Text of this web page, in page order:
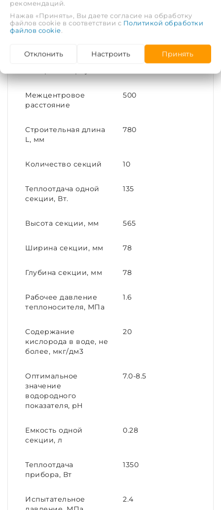
Межцентровое
расстояние
500
Строительная длина
L, мм
780
Количество секций 10
Теплоотдача одной
секции, Вт.
135
Высота секции, мм 565
Ширина секции, мм 78
Глубина секции, мм 78
Рабочее давление
теплоносителя, МПа
1.6
Содержание
кислорода в воде, не
более, мкг/дм3
20
Оптимальное
значение
водородного
показателя, pH
7.0-8.5
Емкость одной
секции, л
0.28
Теплоотдача
прибора, Вт
1350
Испытательное
2.4
рекомендаций.
Нажав «Принять», Вы даете согласие на обработку
файлов cookie в соответствии с Политикой обработки
файлов cookie
Отклонить Настроить Принять